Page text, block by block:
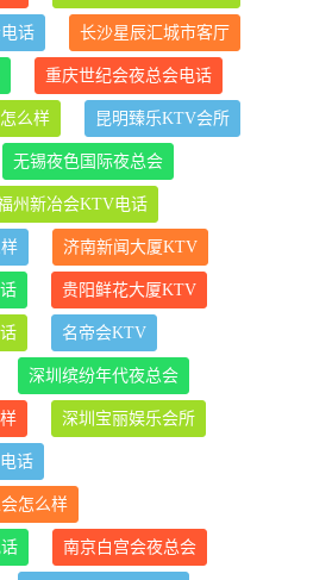
话 长沙星辰汇城市客厅
重庆世纪会夜总会电话
么样 昆明臻乐KTV会所
无锡夜色国际夜总会
州新冶会KTV电话
济南新闻大厦KTV
贵阳鲜花大厦KTV
名帝会KTV
深圳缤纷年代夜总会
深圳宝丽娱乐会所
话
怎么样
南京白宫会夜总会